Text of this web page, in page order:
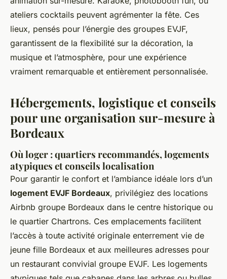
ateliers cocktails peuvent agrémenter la fête. Ces
lieux, pensés pour l’énergie des groupes EVJF,
garantissent de la flexibilité sur la décoration, la
musique et l’atmosphère, pour une expérience
vraiment remarquable et entièrement personnalisée.
Hébergements, logistique et conseils
pour une organisation sur-mesure à
Bordeaux
Où loger : quartiers recommandés, logements
atypiques et conseils localisation
Pour garantir le confort et l’ambiance idéale lors d’un
logement EVJF Bordeaux, privilégiez des locations
Airbnb groupe Bordeaux dans le centre historique ou
le quartier Chartrons. Ces emplacements facilitent
l’accès à toute activité originale enterrement vie de
jeune fille Bordeaux et aux meilleures adresses pour
un restaurant convivial groupe EVJF. Les logements